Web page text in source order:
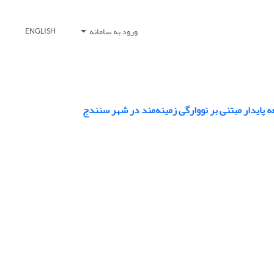
ورود به سامانه ENGLISH
مبتنی بر نووارگی زمینه‌مند در شهر سنندج